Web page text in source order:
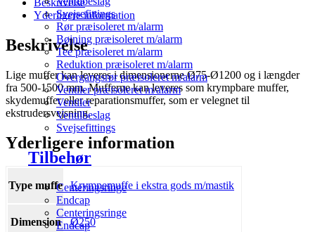
Svejsefittings
Rør præisoleret m/alarm
Bøjning præisoleret m/alarm
Tee præisoleret m/alarm
Reduktion præisoleret m/alarm
Overgangsrør præisoleret m/alarm
Ventiler præisoleret m/alarm
Ventiler
Ventilbeslag
Svejsefittings
Tilbehør
Centeringsringe
Endcap
Centeringsringe
Endcap
Yderligere information
Beskrivelse
Lige muffer kan leveres i dimensionerne Ø75-Ø1200 og i længder
fra 500-1500 mm. Mufferne kan leveres som krympbare muffer,
skydemuffer eller reparationsmuffer, som er velegnet til
ekstrudersvejsning.
Yderligere information
Type muffe Krympemuffe i ekstra gods m/mastik
Dimension Ø250